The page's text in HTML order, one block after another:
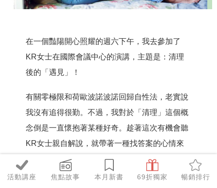
活動講座 焦點故事 本月新書 69折獨家 暢銷排行
在一個豔陽開心照耀的週六下午，我去參加了
KR女士在國際會議中心的演講，主題是：清理
後的「遇見」！
有關零極限和荷歐波諾波諾回歸自性法，老實說
我沒有追得很勤。不過，我對於「清理」這個概
念倒是一直懷抱著某種好奇。趁著這次有機會聽
KR女士親自解說，就帶著一種找答案的心情來
了。
KR女士的本名是Kamaile Rafaelovich，簡稱就